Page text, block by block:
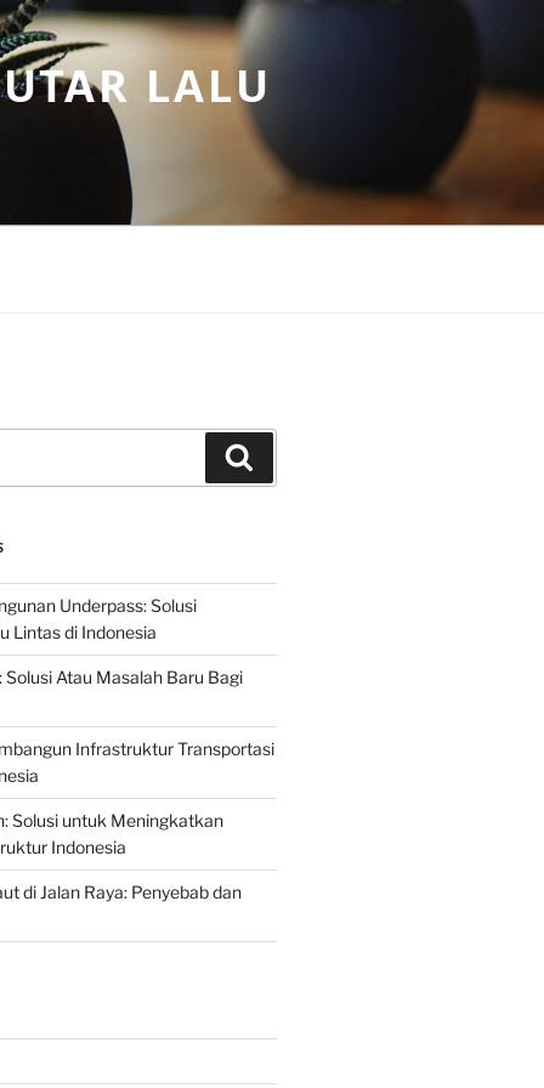
LALU
Underpass: Solusi
Lintas di Indonesia
Solusi Atau Masalah Baru Bagi
Infrastruktur Transportasi
Solusi untuk Meningkatkan
Indonesia
di Jalan Raya: Penyebab dan